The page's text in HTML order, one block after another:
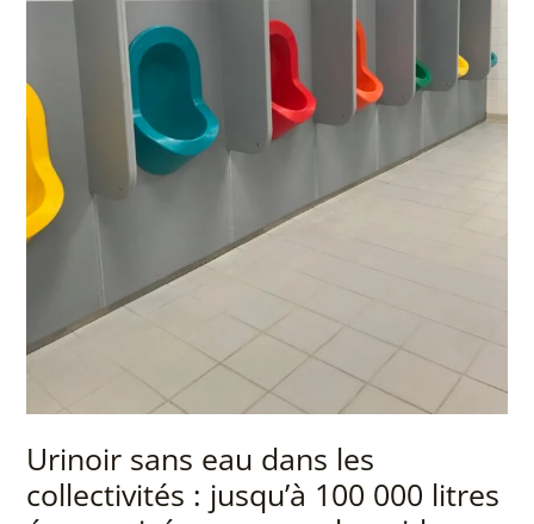
Urinoir sans eau dans les
collectivités : jusqu’à 100 000 litres
économisés
par
—
le
guide